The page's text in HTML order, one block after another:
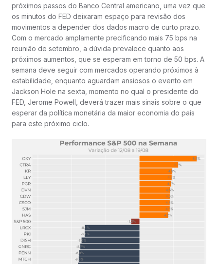
próximos passos do Banco Central americano, uma vez que
os minutos do FED deixaram espaço para revisão dos
movimentos a depender dos dados macro de curto prazo.
Com o mercado amplamente precificando mais 75 bps na
reunião de setembro, a dúvida prevalece quanto aos
próximos aumentos, que se esperam em torno de 50 bps. A
semana deve seguir com mercados operando próximos à
estabilidade, enquanto aguardam ansiosos o evento em
Jackson Hole na sexta, momento no qual o presidente do
FED, Jerome Powell, deverá trazer mais sinais sobre o que
esperar da política monetária da maior economia do país
para este próximo ciclo.